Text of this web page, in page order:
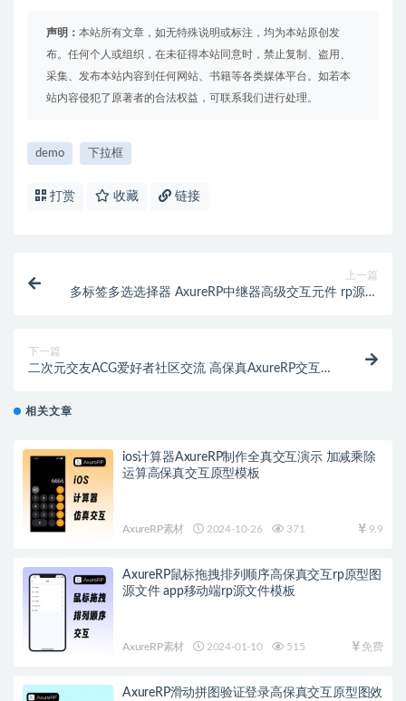
声明： 本站所有文章，如无特殊说明或标注，均为本站原创发
布。任何个人或组织，在未征得本站同意时，禁止复制、盗用、
采集、发布本站内容到任何网站、书籍等各类媒体平台。如若本
站内容侵犯了原著者的合法权益，可联系我们进行处理。
demo 下拉框
打赏 收藏 链接
上一篇
多标签多选选择器 AxureRP中继器高级交互元件 rp源文
下一篇
二次元交友ACG爱好者社区交流 高保真AxureRP交互原
相关文章
ios计算器AxureRP制作全真交互演示 加减乘除
运算高保真交互原型模板
AxureRP素材 2024-10-26 371 9.9
AxureRP鼠标拖拽排列顺序高保真交互rp原型图
源文件 app移动端rp源文件模板
AxureRP素材 2024-01-10 515 免费
AxureRP滑动拼图验证登录高保真交互原型图效